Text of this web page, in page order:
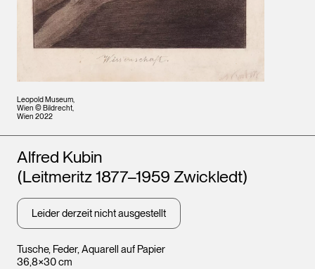
Leopold Museum,
Wien © Bildrecht,
Wien 2022
Tusche, Feder, Aquarell auf Papier
36,8×30 cm
Künstler*innen
Alfred Kubin
(Leitmeritz 1877–1959 Zwickledt)
Leider derzeit nicht ausgestellt